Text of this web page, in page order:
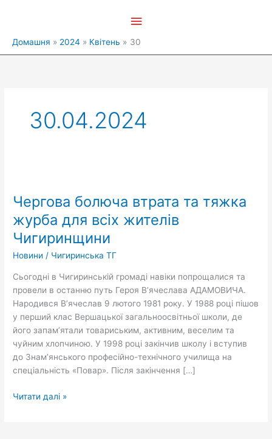
меню
Домашня 2024 Квітень 30
30.04.2024
Чергова болюча втрата та тяжка
журба для всіх жителів
Чигиринщини
Новини / Чигиринська ТГ
Сьогодні в Чигиринській громаді навіки попрощалися та
провели в останню путь Героя В’ячеслава АДАМОВИЧА.
Народився В’ячеслав 9 лютого 1981 року. У 1988 році пішов
у перший клас Вершацької загальноосвітньої школи, де
його запам’ятали товариським, активним, веселим та
чуйним хлопчиною. У 1998 році закінчив школу і вступив
до Знам’янського професійно-технічного училища на
спеціальність «Повар». Після закінчення […]
втрата
тяжка
журба
для
жителів
Чигиринщини
Читати далі »